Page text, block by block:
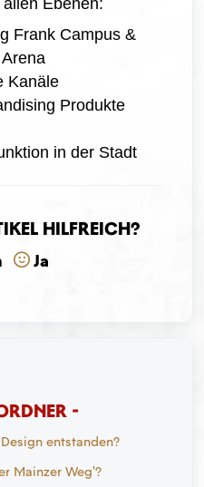
Frank Campus &
Kanäle
Produkte
in der Stadt
hilfreich?
Ja
-
entstanden?
Mainzer Weg'?